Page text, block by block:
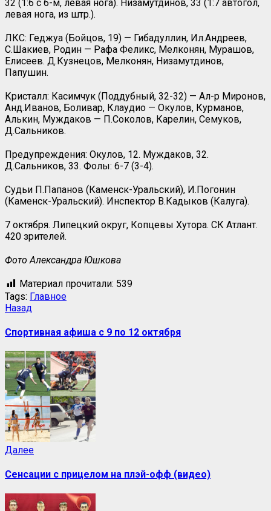
32 (1:6 с 6-м, левая нога). Низамутдинов, 33 (1:7 автогол,
левая нога, из штр.).
ЛКС: Геджуа (Бойцов, 19) — Гибадуллин, Ил.Андреев,
С.Шакиев, Родин — Рафа Феликс, Мелконян, Мурашов,
Елисеев. Д.Кузнецов, Мелконян, Низамутдинов,
Папушин.
Кристалл: Касимчук (Поддубный, 32-32) — Ал-р Миронов,
Анд.Иванов, Боливар, Клаудио — Окулов, Курманов,
Алькин, Муждаков — П.Соколов, Карелин, Семуков,
Д.Сальников.
Предупреждения: Окулов, 12. Муждаков, 32.
Д.Сальников, 33. Фолы: 6-7 (3-4).
Судьи П.Папанов (Каменск-Уральский), И.Погонин
(Каменск-Уральский). Инспектор В.Кадыков (Калуга).
7 октября. Липецкий округ, Копцевы Хутора. СК Атлант.
420 зрителей.
Фото Александра Юшкова
Материал прочитали: 539
Tags: Главное
Назад
Спортивная афиша с 9 по 12 октября
Далее
Сенсации с прицелом на плэй-офф (видео)